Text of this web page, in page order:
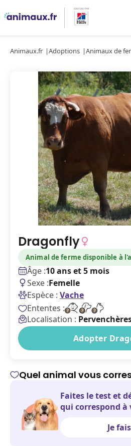
Animaux.fr Adoptions Animaux de
Dragonfly
Animal de ferme disponible à
Âge :10 ans et 5 mois
Sexe :Femelle
Espèce : Vache
Ententes :
Localisation :
Adopter
Quel animal vous
Faites le test et
qui correspond à
Je